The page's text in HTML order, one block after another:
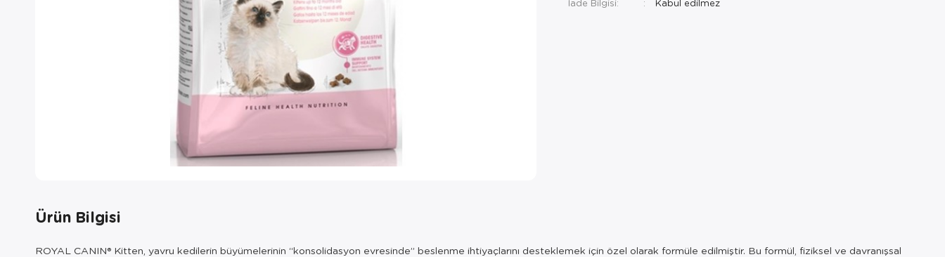
İade Bilgisi:
Ürün Bilgisi
ROYAL CANIN® Kitten, yavru kedilerin büyümelerinin “konsolidasyon evresinde” beslenme ihtiyaçlarını desteklemek için özel olarak formüle edilmiştir. Bu formül, fiziksel ve davranışsal